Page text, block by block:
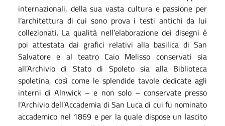
internazionali, della sua vasta cultura e passione per
l’architettura di cui sono prova i testi antichi da lui
collezionati. La qualità nell’elaborazione dei disegni è
poi attestata dai grafici relativi alla basilica di San
Salvatore e al teatro Caio Melisso conservati sia
all’Archivio di Stato di Spoleto sia alla Biblioteca
spoletina, così come le splendide tavole dedicate agli
interni di Alnwick – e non solo – conservate presso
l’Archivio dell’Accademia di San Luca di cui fu nominato
accademico nel 1869 e per la quale dispose un lascito